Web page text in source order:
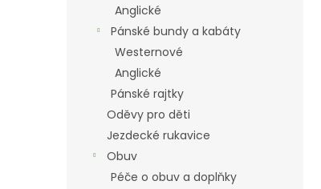
Anglické
Pánské bundy a kabáty
Westernové
Anglické
Pánské rajtky
Oděvy pro děti
Jezdecké rukavice
Obuv
Péče o obuv a doplňky